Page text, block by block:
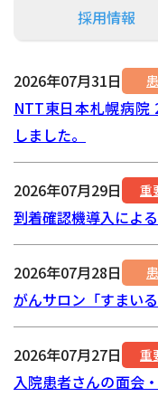
採用情報
2026年07月31日
NTT東日本札幌病院
しました。
2026年07月29日 重
到着確認機導入によ
2026年07月28日
がんサロン「すまい
2026年07月27日 重
入院患者さんの面会